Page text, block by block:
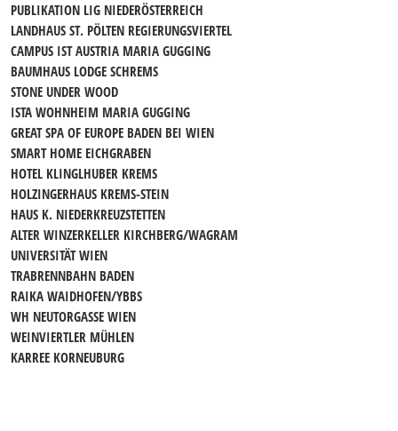
PUBLIKATION LIG NIEDERÖSTERREICH
LANDHAUS ST. PÖLTEN REGIERUNGSVIERTEL
CAMPUS IST AUSTRIA MARIA GUGGING
BAUMHAUS LODGE SCHREMS
STONE UNDER WOOD
ISTA WOHNHEIM MARIA GUGGING
GREAT SPA OF EUROPE BADEN BEI WIEN
SMART HOME EICHGRABEN
HOTEL KLINGLHUBER KREMS
HOLZINGERHAUS KREMS-STEIN
HAUS K. NIEDERKREUZSTETTEN
ALTER WINZERKELLER KIRCHBERG/WAGRAM
UNIVERSITÄT WIEN
TRABRENNBAHN BADEN
RAIKA WAIDHOFEN/YBBS
WH NEUTORGASSE WIEN
WEINVIERTLER MÜHLEN
KARREE KORNEUBURG